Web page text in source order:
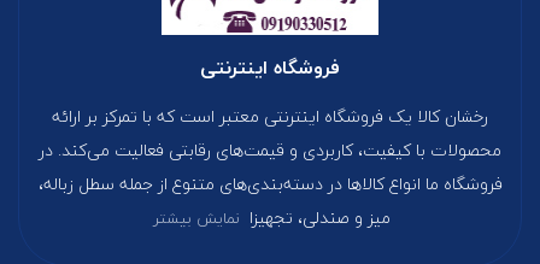
فروشگاه اینترنتی
رخشان کالا یک فروشگاه اینترنتی معتبر است که با تمرکز بر ارائه
محصولات با کیفیت، کاربردی و قیمت‌های رقابتی فعالیت می‌کند. در
فروشگاه ما انواع کالاها در دسته‌بندی‌های متنوع از جمله سطل زباله،
میز و صندلی، تجهیزا نمایش بیشتر